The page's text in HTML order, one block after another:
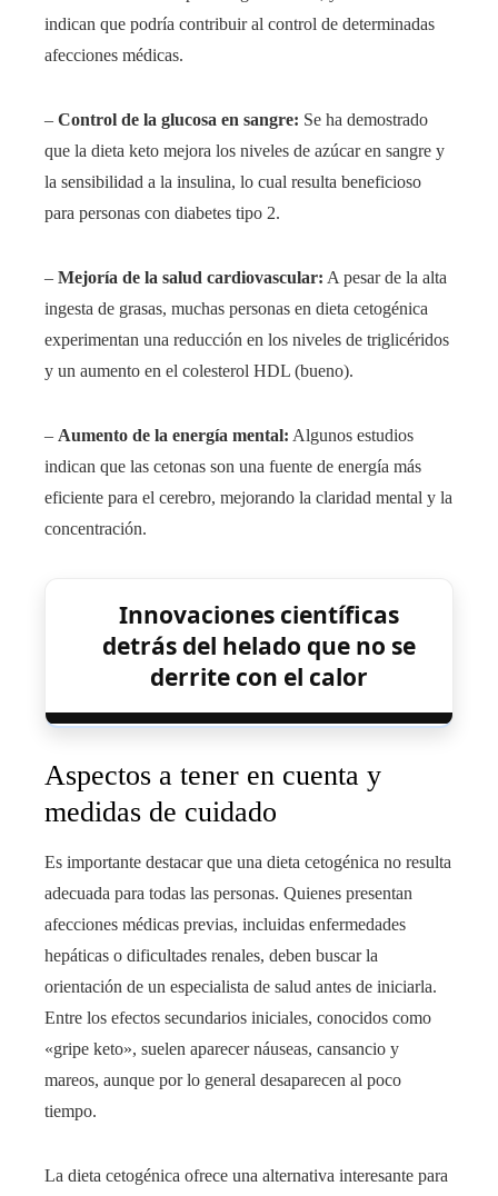
indican que podría contribuir al control de determinadas
afecciones médicas.
– Control de la glucosa en sangre: Se ha demostrado
que la dieta keto mejora los niveles de azúcar en sangre y
la sensibilidad a la insulina, lo cual resulta beneficioso
para personas con diabetes tipo 2.
– Mejoría de la salud cardiovascular: A pesar de la alta
ingesta de grasas, muchas personas en dieta cetogénica
experimentan una reducción en los niveles de triglicéridos
y un aumento en el colesterol HDL (bueno).
– Aumento de la energía mental: Algunos estudios
indican que las cetonas son una fuente de energía más
eficiente para el cerebro, mejorando la claridad mental y la
concentración.
Innovaciones científicas
detrás del helado que no se
derrite con el calor
Aspectos a tener en cuenta y
medidas de cuidado
Es importante destacar que una dieta cetogénica no resulta
adecuada para todas las personas. Quienes presentan
afecciones médicas previas, incluidas enfermedades
hepáticas o dificultades renales, deben buscar la
orientación de un especialista de salud antes de iniciarla.
Entre los efectos secundarios iniciales, conocidos como
«gripe keto», suelen aparecer náuseas, cansancio y
mareos, aunque por lo general desaparecen al poco
tiempo.
La dieta cetogénica ofrece una alternativa interesante para